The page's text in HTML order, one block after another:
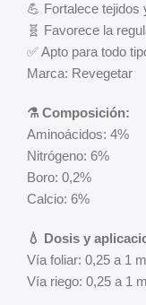
💪 Fortalece tejidos
🧬 Favorece la
✅ Apto para todo
Marca: Revegetar
⚗️ Composición:
Aminoácidos: 4%
Nitrógeno: 6%
Boro: 0,2%
Calcio: 6%
💧 Dosis y
Vía foliar: 0,25 a 1
Vía riego: 0,25 a 1